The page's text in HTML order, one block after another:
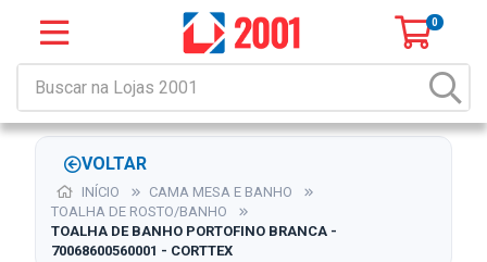
0
VOLTAR
INÍCIO
CAMA MESA E BANHO
TOALHA DE ROSTO/BANHO
TOALHA DE BANHO PORTOFINO BRANCA -
70068600560001 - CORTTEX